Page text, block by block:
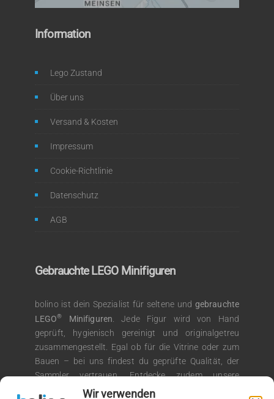
Wir verwenden
Information
Lego Zustand
Über uns
Versand & Kosten
Impressum
Cookie-Richtlinie
Datenschutz
AGB
Gebrauchte LEGO Minifiguren
bolino ist dein Spezialist für seltene und gebrauchte
LEGO® Minifiguren. Jede Figur wird von Hand
geprüft, hygienisch gereinigt und originalgetreu
zusammengestellt. Egal ob für die Vitrine oder zum
Bauen – bei uns findest du geprüfte Qualität, der
Sammler vertrauen. Entdecke zudem unsere
Auswahl an LEGO Kiloware für kreative